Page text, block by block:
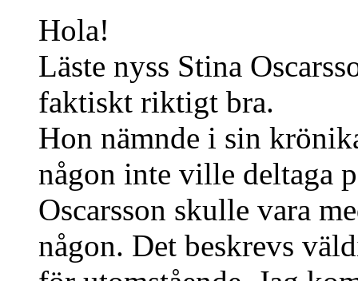
Hola!
Läste nyss Stina
faktiskt riktigt bra.
Hon nämnde i sin
någon inte ville deltaga
Oscarsson skulle vara
någon. Det beskrevs